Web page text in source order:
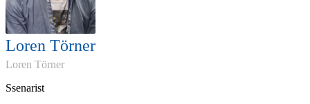
Loren Törner
Loren Törner
Ssenarist